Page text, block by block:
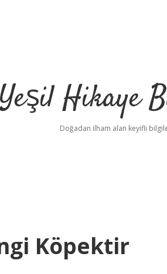
Hikaye
Doğadan ilham alan keyifli
Köpektir